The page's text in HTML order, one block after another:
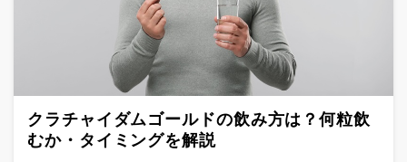
クラチャイダムゴールドの飲み方は？何粒飲
むか・タイミングを解説